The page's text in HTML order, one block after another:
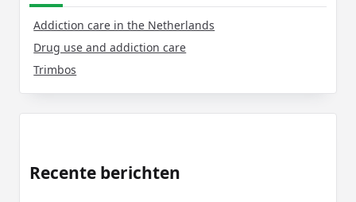
Addiction care in the Netherlands
Drug use and addiction care
Trimbos
Recente berichten